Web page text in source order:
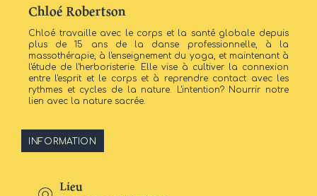
Chloé Robertson
Chloé travaille avec le corps et la santé globale depuis
plus de 15 ans de la danse professionnelle, à la
massothérapie, à l'enseignement du yoga, et maintenant à
l'étude de l'herboristerie. Elle vise à cultiver la connexion
entre l'esprit et le corps et à reprendre contact avec les
rythmes et cycles de la nature. L'intention? Nourrir notre
lien avec la nature sacrée.
INFORMATION
Lieu